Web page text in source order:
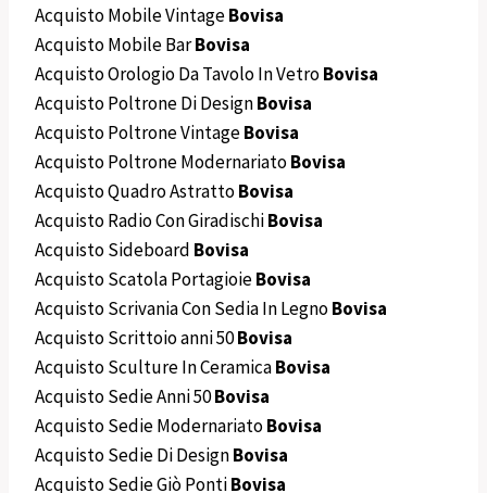
Acquisto Mobile VintageBovisa
Acquisto Mobile BarBovisa
Acquisto Orologio Da Tavolo In VetroBovisa
Acquisto Poltrone Di DesignBovisa
Acquisto Poltrone VintageBovisa
Acquisto Poltrone ModernariatoBovisa
Acquisto Quadro AstrattoBovisa
Acquisto Radio Con GiradischiBovisa
Acquisto Sideboard Bovisa
Acquisto Scatola PortagioieBovisa
Acquisto Scrivania Con Sedia In LegnoBovisa
Acquisto Scrittoio anni 50Bovisa
Acquisto Sculture In CeramicaBovisa
Acquisto Sedie Anni 50Bovisa
Acquisto Sedie ModernariatoBovisa
Acquisto Sedie Di DesignBovisa
Acquisto Sedie Giò PontiBovisa